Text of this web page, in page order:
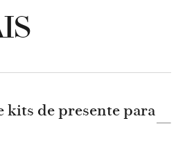
kits de presente para